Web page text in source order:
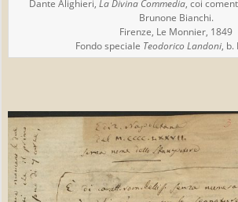
Dante Alighieri, La Divina Commedia, coi
Brunone Bianchi.
Firenze, Le Monnier, 1849
Fondo speciale Teodorico Landoni, b.